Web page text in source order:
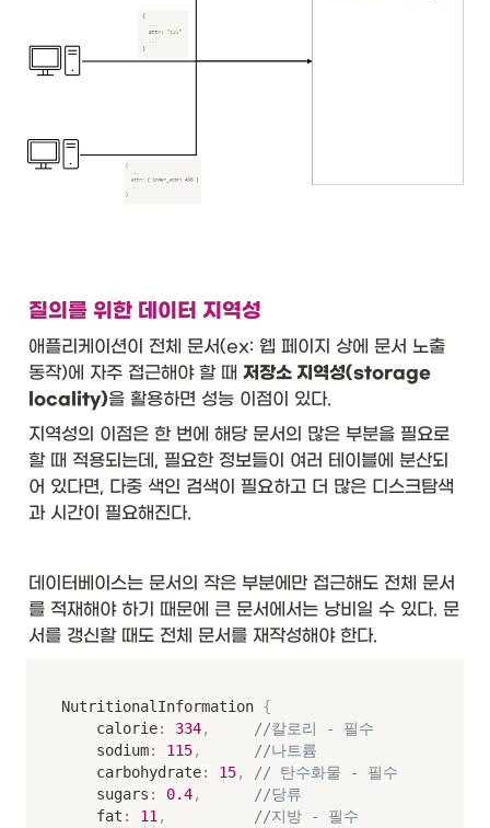
질의를 위한 데이터 지역성
애플리케이션이 전체 문서(ex: 웹 페이지 상에 문서 노출
동작)에 자주 접근해야 할 때 저장소 지역성(storage
locality)을 활용하면 성능 이점이 있다.
지역성의 이점은 한 번에 해당 문서의 많은 부분을 필요로
할 때 적용되는데, 필요한 정보들이 여러 테이블에 분산되
어 있다면, 다중 색인 검색이 필요하고 더 많은 디스크탐색
과 시간이 필요해진다.
데이터베이스는 문서의 작은 부분에만 접근해도 전체 문서
를 적재해야 하기 때문에 큰 문서에서는 낭비일 수 있다. 문
서를 갱신할 때도 전체 문서를 재작성해야 한다.
NutritionalInformation {
    calorie
: 334,
//칼로리 - 필수
    sodium
: 115,
//나트륨
    carbohydrate
: 15,
// 탄수화물 - 필수
    sugars
: 0.4,
//당류
    fat
: 11 , //지방 - 필수